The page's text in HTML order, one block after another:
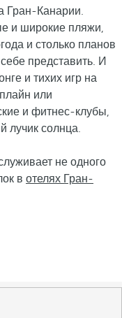
Гран-Канарии.
и широкие пляжи,
и столько планов
представить. И
и тихих игр на
или
и фитнес-клубы,
лучик солнца.
не одного
в отелях Гран-